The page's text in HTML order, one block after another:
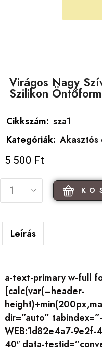
Virágos Nagy
Szilikon
Cikkszám: sza1
Kategóriák: Akasztós
5 500 Ft
Leírás
a-text-primary w-full
[calc(var(–header-
dir=”auto”
WEB:1d82e4a7-
40″ data-